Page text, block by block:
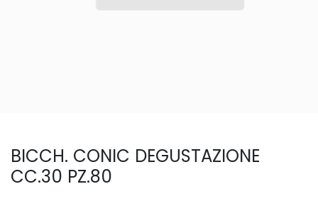
BICCH. CONIC DEGUSTAZIONE
CC.30 PZ.80